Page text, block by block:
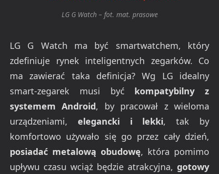
LG G Watch – fot. mat. prasowe
LG G Watch ma być smartwatchem, który
zdefiniuje rynek inteligentnych zegarków. Co
ma zawierać taka definicja? Wg LG idealny
smart-zegarek musi być kompatybilny z
systemem Android, by pracował z wieloma
urządzeniami, elegancki i lekki, tak by
komfortowo używało się go przez cały dzień,
posiadać metalową obudowę, która pomimo
upływu czasu wciąż będzie atrakcyjna, gotowy